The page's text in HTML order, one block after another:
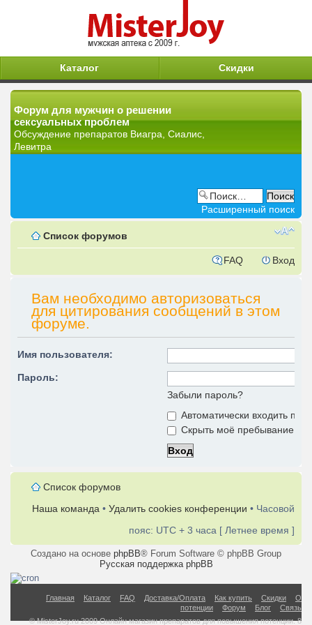
Каталог Скидки
Форум для мужчин о решении
сексуальных проблем
Обсуждение препаратов Виагра, Сиалис,
Левитра
Расширенный поиск
Список форумов
FAQ Вход
Вам необходимо авторизоваться
для цитирования сообщений в этом
форуме.
Имя пользователя:
Пароль:
Забыли пароль?
Автоматически входить
Скрыть моё пребывание на
Список форумов
Наша команда • Удалить cookies конференции • Часовой
пояс: UTC + 3 часа [ Летнее время ]
Создано на основе phpBB® Forum Software © phpBB Group
Русская поддержка phpBB
Главная Каталог FAQ Доставка/Оплата Как купить Скидки
О
потенции
Форум Блог
Связь
© MisterJoy.ru 2009 Онлайн магазин препаратов для повышения потенции. 8